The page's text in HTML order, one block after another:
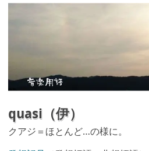
quasi（伊）
クアジ＝ほとんど…の様に。